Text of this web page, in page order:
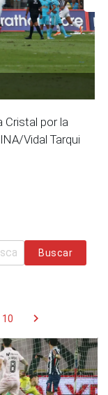
Cristal por la
Vidal Tarqui
Buscar
10 chevron_right